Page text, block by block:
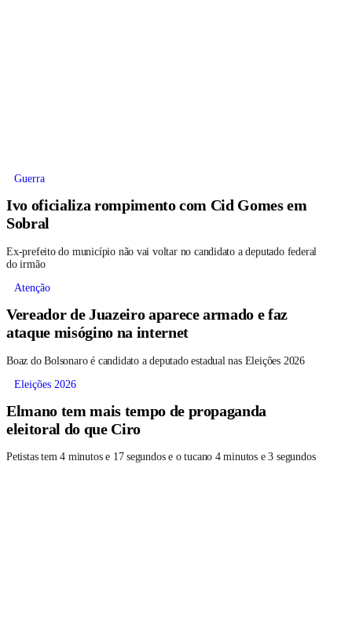
Guerra
Ivo oficializa rompimento com Cid Gomes em
Sobral
Ex-prefeito do município não vai voltar no candidato a deputado federal
do irmão
Atenção
Vereador de Juazeiro aparece armado e faz
ataque misógino na internet
Boaz do Bolsonaro é candidato a deputado estadual nas Eleições 2026
Eleições 2026
Elmano tem mais tempo de propaganda
eleitoral do que Ciro
Petistas tem 4 minutos e 17 segundos e o tucano 4 minutos e 3 segundos